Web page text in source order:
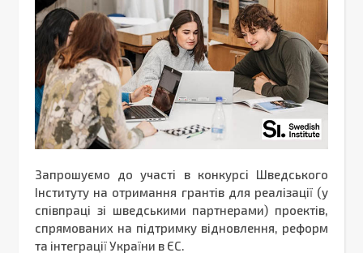
Запрошуємо до участі в конкурсі Шведського
Інституту на отримання грантів для реалізації (у
співпраці зі шведськими партнерами) проектів,
спрямованих на підтримку відновлення, реформ
та інтеграції України в ЄС.